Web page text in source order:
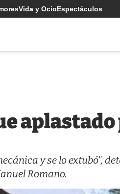
Vida y OcioEspectáculos
y se lo extubó",
Romano.